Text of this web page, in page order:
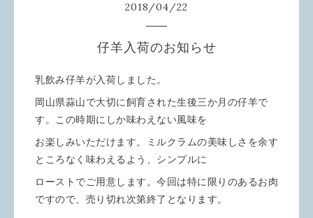
2018/04/22
仔羊入荷のお知らせ
乳飲み仔羊が入荷しました。
岡山県蒜山で大切に飼育された生後三か月の仔羊で
す。この時期にしか味わえない風味を
お楽しみいただけます。ミルクラムの美味しさを余す
ところなく味わえるよう、シンプルに
ローストでご用意します。今回は特に限りのあるお肉
ですので、売り切れ次第終了となります。